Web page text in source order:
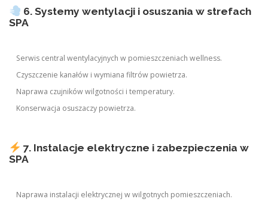
6. Systemy wentylacji i osuszania w strefach
SPA
Serwis central wentylacyjnych w pomieszczeniach wellness.
Czyszczenie kanałów i wymiana filtrów powietrza.
Naprawa czujników wilgotności i temperatury.
Konserwacja osuszaczy powietrza.
7. Instalacje elektryczne i zabezpieczenia w
SPA
Naprawa instalacji elektrycznej w wilgotnych pomieszczeniach.